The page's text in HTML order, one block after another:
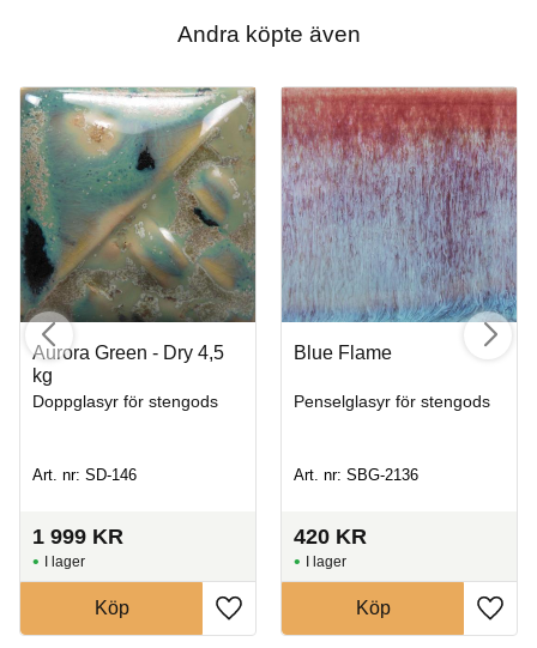
Andra köpte även
Aurora Green - Dry 4,5
kg
Doppglasyr för stengods
Art. nr: SD-146
1 999 KR
I lager
Köp
Blue Flame
Penselglasyr för stengods
Art. nr: SBG-2136
420 KR
I lager
Köp